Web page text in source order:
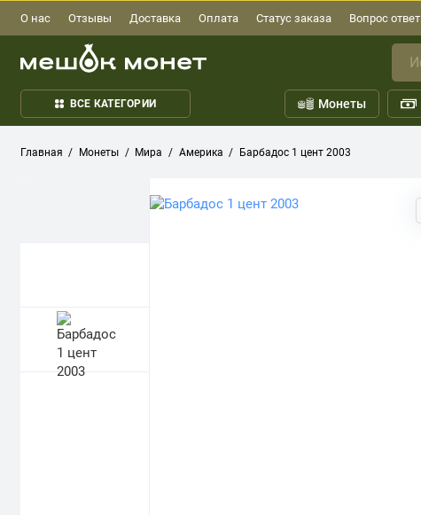
О нас Отзывы Доставка Оплата Статус заказа Вопрос ответ
ВСЕ КАТЕГОРИИ Монеты
Главная Монеты Мира Америка Барбадос 1 цент 2003